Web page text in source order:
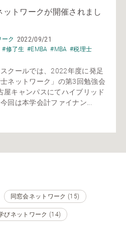
トワークが開催されまし
ク 2022/09/21
#修了生 #EMBA #MBA #税理士
クールでは、2022年度に発足
ネットワーク」の第3回勉強会
キャンパスにてハイブリッド
回は本学会計ファイナン...
同窓会ネットワーク (15)
びネットワーク (14)